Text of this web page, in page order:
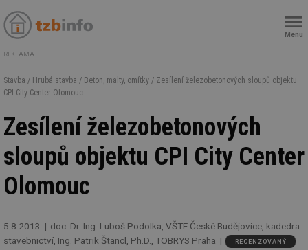
Menu
REKLAMA
Stavba / Hrubá stavba / Beton, malty, omítky / Zesílení železobetonových sloupů objektu
CPI City Center Olomouc
Zesílení železobetonových
sloupů objektu CPI City Center
Olomouc
5.8.2013
doc. Dr. Ing. Luboš Podolka, VŠTE České Budějovice, kadedra
stavebnictví, Ing. Patrik Štancl, Ph.D., TOBRYS Praha
RECENZOVANÝ